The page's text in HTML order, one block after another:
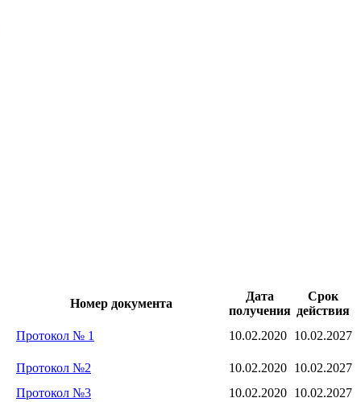
Номер документа
Дата
получения
Срок
действия
Протокол № 1 10.02.2020 10.02.2027
Протокол №2 10.02.2020 10.02.2027
Протокол №3 10.02.2020 10.02.2027